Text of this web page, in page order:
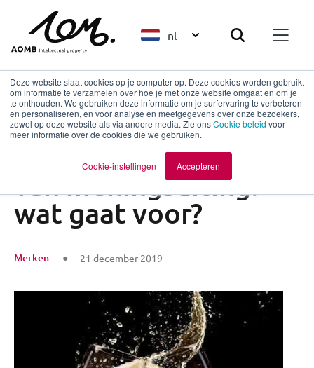
Deze website slaat cookies op je computer op. Deze cookies worden gebruikt
om informatie te verzamelen over hoe je met onze website omgaat en om je
te onthouden. We gebruiken deze informatie om je surfervaring te verbeteren
en personaliseren, en voor analyse en meetgegevens over onze bezoekers,
zowel op deze website als via andere media. Zie onsCookie beleid voor
meer informatie over de cookies die we gebruiken.
Cookie-instellingen Accepteren
nl
Terug naar overzicht
Merkrecht vs. vrijheid
van meningsuiting:
wat gaat voor?
Merken 21 december 2019